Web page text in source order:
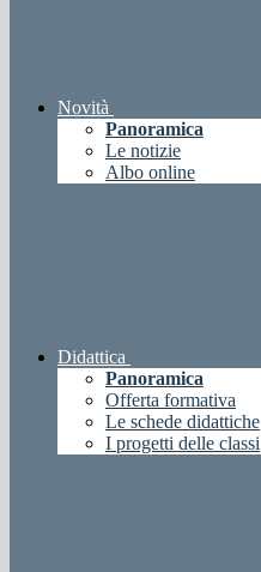
Novità
Panoramica
Le notizie
Albo online
Didattica
Panoramica
Offerta formativa
Le schede didattiche
I progetti delle classi